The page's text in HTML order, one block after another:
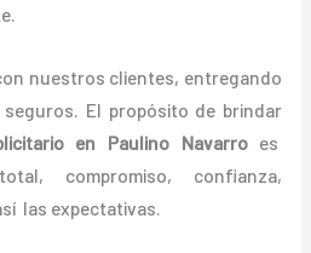
nuestros clientes, entregando
El propósito de brindar
en Paulino Navarro es
compromiso, confianza,
las expectativas.